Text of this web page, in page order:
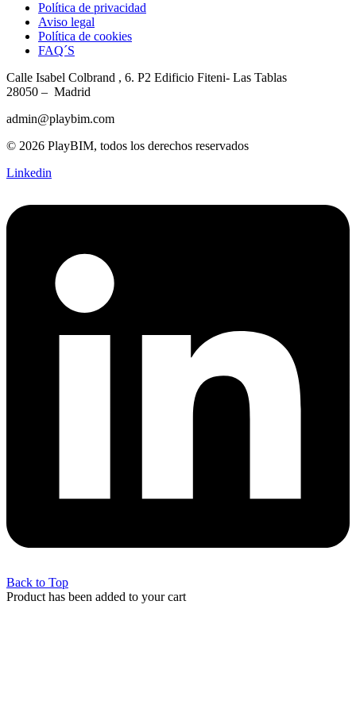
Política de privacidad
Aviso legal
Política de cookies
FAQ´S
Calle Isabel Colbrand , 6. P2 Edificio Fiteni- Las Tablas
28050 – Madrid
admin@playbim.com
© 2026 PlayBIM, todos los derechos reservados
Linkedin
Back to Top
Product has been added to your cart